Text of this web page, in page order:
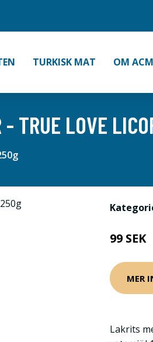
TURKISK MAT OM
- TRUE LOVE
99 SEK
MER
Lakrits